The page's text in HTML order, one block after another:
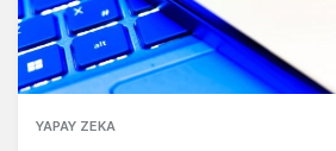
YAPAY ZEKA